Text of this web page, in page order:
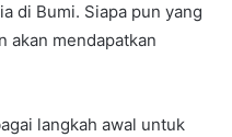
di Bumi. Siapa pun yang
akan mendapatkan
langkah awal untuk